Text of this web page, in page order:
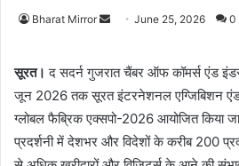
Bharat Mirror
a
n
e
June 25, 2026 0
सूरत। द सदर्न गुजरात चैंबर ऑफ कॉमर्स एंड
जून 2026 तक सूरत इंटरनेशनल एग्जिबिशन
ग्लोबल फैब्रिक एक्सपो-2026 आयोजित किया
प्रदर्शनी में देशभर और विदेशों के करीब 200